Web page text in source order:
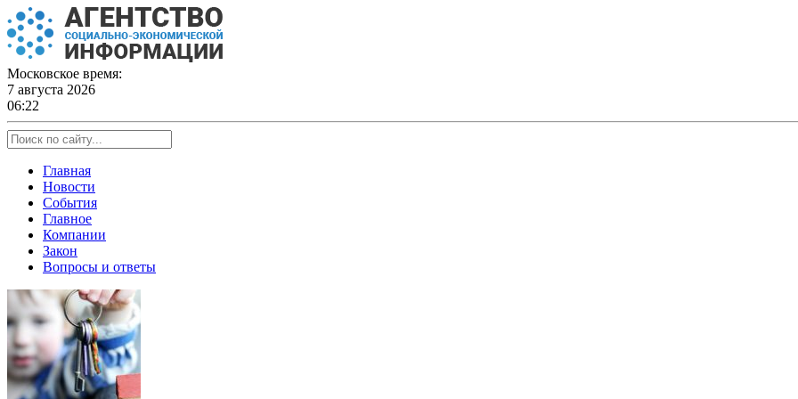
Skip
to
content
Московское время:
7 августа 2026
06:22
Главная
Новости
События
Главное
Компании
Закон
Вопросы и ответы